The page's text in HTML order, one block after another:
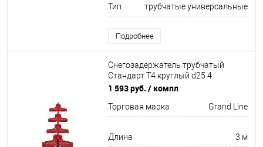
Тип трубчатые универсальные
Подробнее
Снегозадержатель трубчатый
Стандарт Т4 круглый d25 4
кронштейна
3000мм Grand Line
1 593 руб. / компл
Торговая марка Grand Line
Длина 3 м